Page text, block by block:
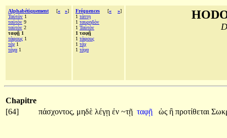
Alphabétiquement [« »]
Ταὐτὸν 1
ταὐτὸν 9
ταὐτόν 2
ταφῇ 1
τάφους 1
τάχ 1
τάχα 1
Fréquences [« »]
1 τάττῃ
1 ταυρηδὸν
1 Ταὐτὸν
1 ταφῇ
1 τάφους
1 τάχ
1 τάχα
Chapitre
[64]
πάσχοντος, μηδὲ λέγῃ ἐν ~τῇ ταφῇ ὡς ἢ προτίθεται